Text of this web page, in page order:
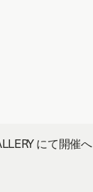
にて開催へ